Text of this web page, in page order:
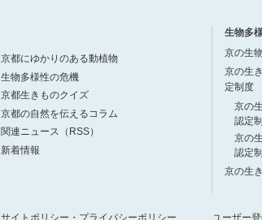
京都にゆかりのある動植物
生物多様性の危機
京都生きものクイズ
京都の自然を伝えるコラム
関連ニュース（RSS）
新着情報
生物多
京の生
京の生
定制度
京の
認定
京の
認定
京の生
サイトポリシー・プライバシーポリシー ユーザー